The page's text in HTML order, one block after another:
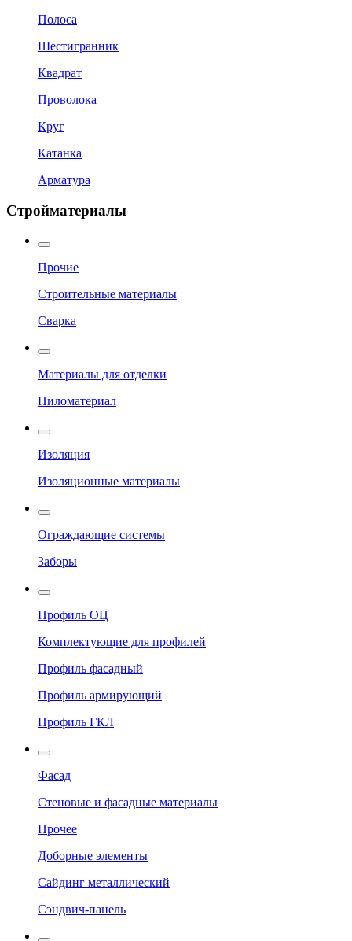
Полоса
Шестигранник
Квадрат
Проволока
Круг
Катанка
Арматура
Стройматериалы
Прочие
Строительные материалы
Сварка
Материалы для отделки
Пиломатериал
Изоляция
Изоляционные материалы
Ограждающие системы
Заборы
Профиль ОЦ
Комплектующие для профилей
Профиль фасадный
Профиль армирующий
Профиль ГКЛ
Фасад
Стеновые и фасадные материалы
Прочее
Доборные элементы
Сайдинг металлический
Сэндвич-панель